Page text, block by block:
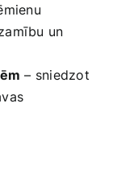
un
– sniedzot